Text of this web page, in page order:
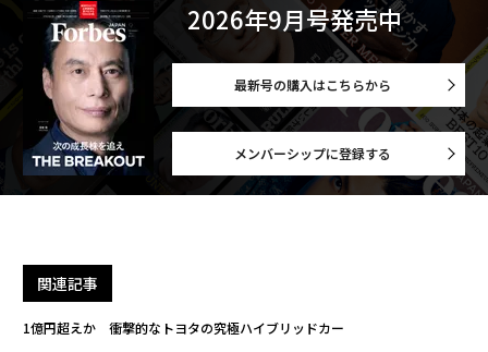
2026年9月号発売中
最新号の購入はこちらから
メンバーシップに登録する
関連記事
1億円超えか 衝撃的なトヨタの究極ハイブリッドカー